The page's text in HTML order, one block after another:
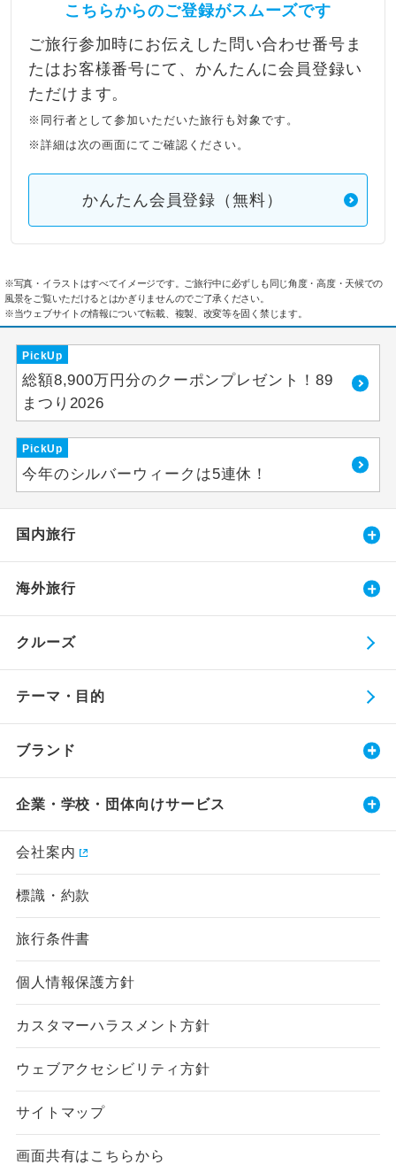
こちらからのご登録がスムーズです
ご旅行参加時にお伝えした問い合わせ番号ま
たはお客様番号にて、かんたんに会員登録い
ただけます。
※同行者として参加いただいた旅行も対象です。
※詳細は次の画面にてご確認ください。
かんたん会員登録（無料）
※写真・イラストはすべてイメージです。ご旅行中に必ずしも同じ角度・高度・天候での
風景をご覧いただけるとはかぎりませんのでご了承ください。
※当ウェブサイトの情報について転載、複製、改変等を固く禁じます。
PickUp
総額8,900万円分のクーポンプレゼント！89
まつり2026
PickUp
今年のシルバーウィークは5連休！
国内旅行
海外旅行
クルーズ
テーマ・目的
ブランド
企業・学校・団体向けサービス
会社案内
標識・約款
旅行条件書
個人情報保護方針
カスタマーハラスメント方針
ウェブアクセシビリティ方針
サイトマップ
画面共有はこちらから